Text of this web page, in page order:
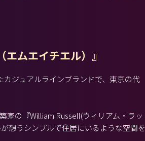
ムエイチエル）』
カジュアルラインブランドで、東京の代
家の『William Russell(ウィリアム・ラッ
想うシンプルで住居にいるような空間を